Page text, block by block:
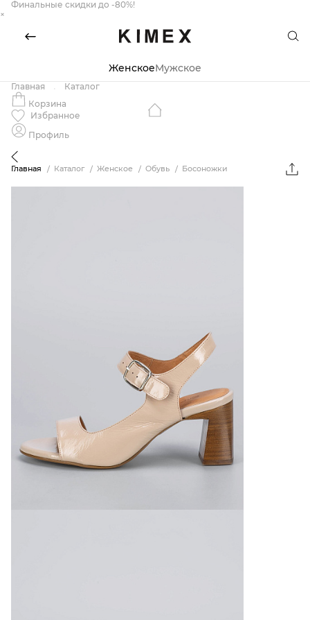
Финальные скидки до -80%!
×
ЖенскоеМужское
Главная
Каталог
Корзина
Избранное
Профиль
Главная Каталог Женское Обувь Босоножки